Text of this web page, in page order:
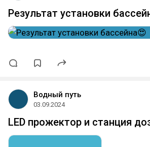
Результат установки
Водный путь
03.09.2024
LED прожектор и станция